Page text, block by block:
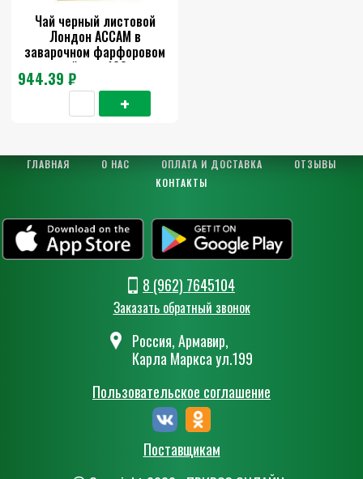
Чай черный листовой
Лондон АССАМ в
заварочном фарфоровом
чайнике 100г
944.39 ₽
ГЛАВНАЯ О НАС ОПЛАТА И ДОСТАВКА
ОТЗЫВЫ
КОНТАКТЫ
8 (962) 7645104
Заказать обратный звонок
Россия, Армавир,
Карла Маркса ул.199
Пользовательское соглашение
Поставщикам